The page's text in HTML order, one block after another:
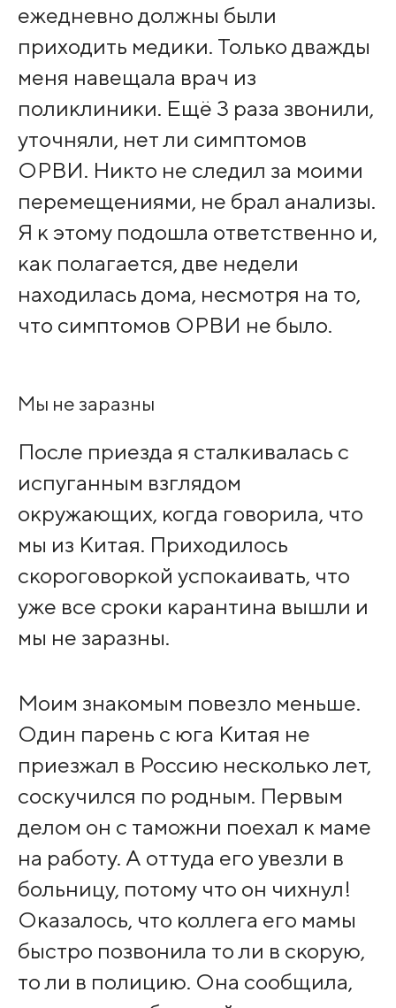
ежедневно должны были
приходить медики. Только дважды
меня навещала врач из
поликлиники. Ещё 3 раза звонили,
уточняли, нет ли симптомов
ОРВИ. Никто не следил за моими
перемещениями, не брал анализы.
Я к этому подошла ответственно и,
как полагается, две недели
находилась дома, несмотря на то,
что симптомов ОРВИ не было.
Мы не заразны
После приезда я сталкивалась с
испуганным взглядом
окружающих, когда говорила, что
мы из Китая. Приходилось
скороговоркой успокаивать, что
уже все сроки карантина вышли и
мы не заразны.
Моим знакомым повезло меньше.
Один парень с юга Китая не
приезжал в Россию несколько лет,
соскучился по родным. Первым
делом он с таможни поехал к маме
на работу. А оттуда его увезли в
больницу, потому что он чихнул!
Оказалось, что коллега его мамы
быстро позвонила то ли в скорую,
то ли в полицию. Она сообщила,